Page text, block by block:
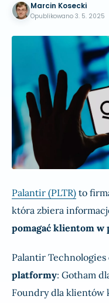
Marcin Kosecki
Opublikowano 3. 5. 2025
Palantir (PLTR) to
która zbiera
pomagać klientom w
Palantir Technologies
platformy: Gotham
Foundry dla klientów